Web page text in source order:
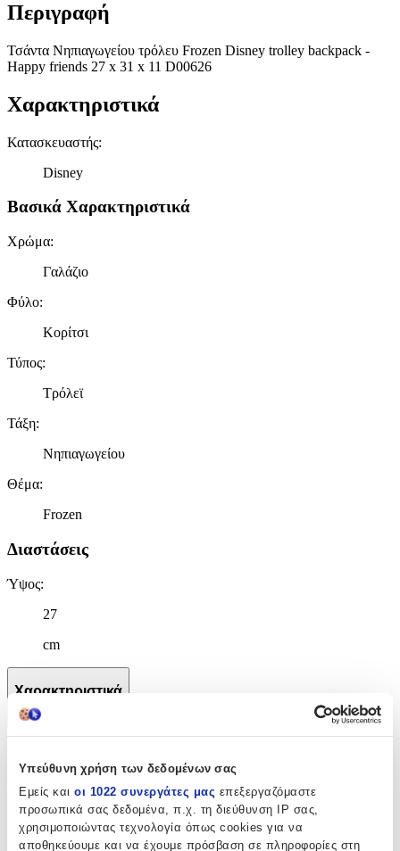
Υπεύθυνη χρήση των δεδομένων σας
Εμείς και οι 1022 συνεργάτες μας επεξεργαζόμαστε
προσωπικά σας δεδομένα, π.χ. τη διεύθυνση IP σας,
χρησιμοποιώντας τεχνολογία όπως cookies για να
αποθηκεύουμε και να έχουμε πρόσβαση σε πληροφορίες στη
Περιγραφή
Τσάντα Νηπιαγωγείου τρόλευ Frozen Disney trolley backpack -
Happy friends 27 x 31 x 11 D00626
Χαρακτηριστικά
Κατασκευαστής:
Disney
Βασικά Χαρακτηριστικά
Χρώμα:
Γαλάζιο
Φύλο:
Κορίτσι
Τύπος:
Τρόλεϊ
Τάξη:
Νηπιαγωγείου
Θέμα:
Frozen
Διαστάσεις
Ύψος:
27
cm
Χαρακτηριστικά
Χαρακτηριστικά
Κατασκευαστής:
Disney